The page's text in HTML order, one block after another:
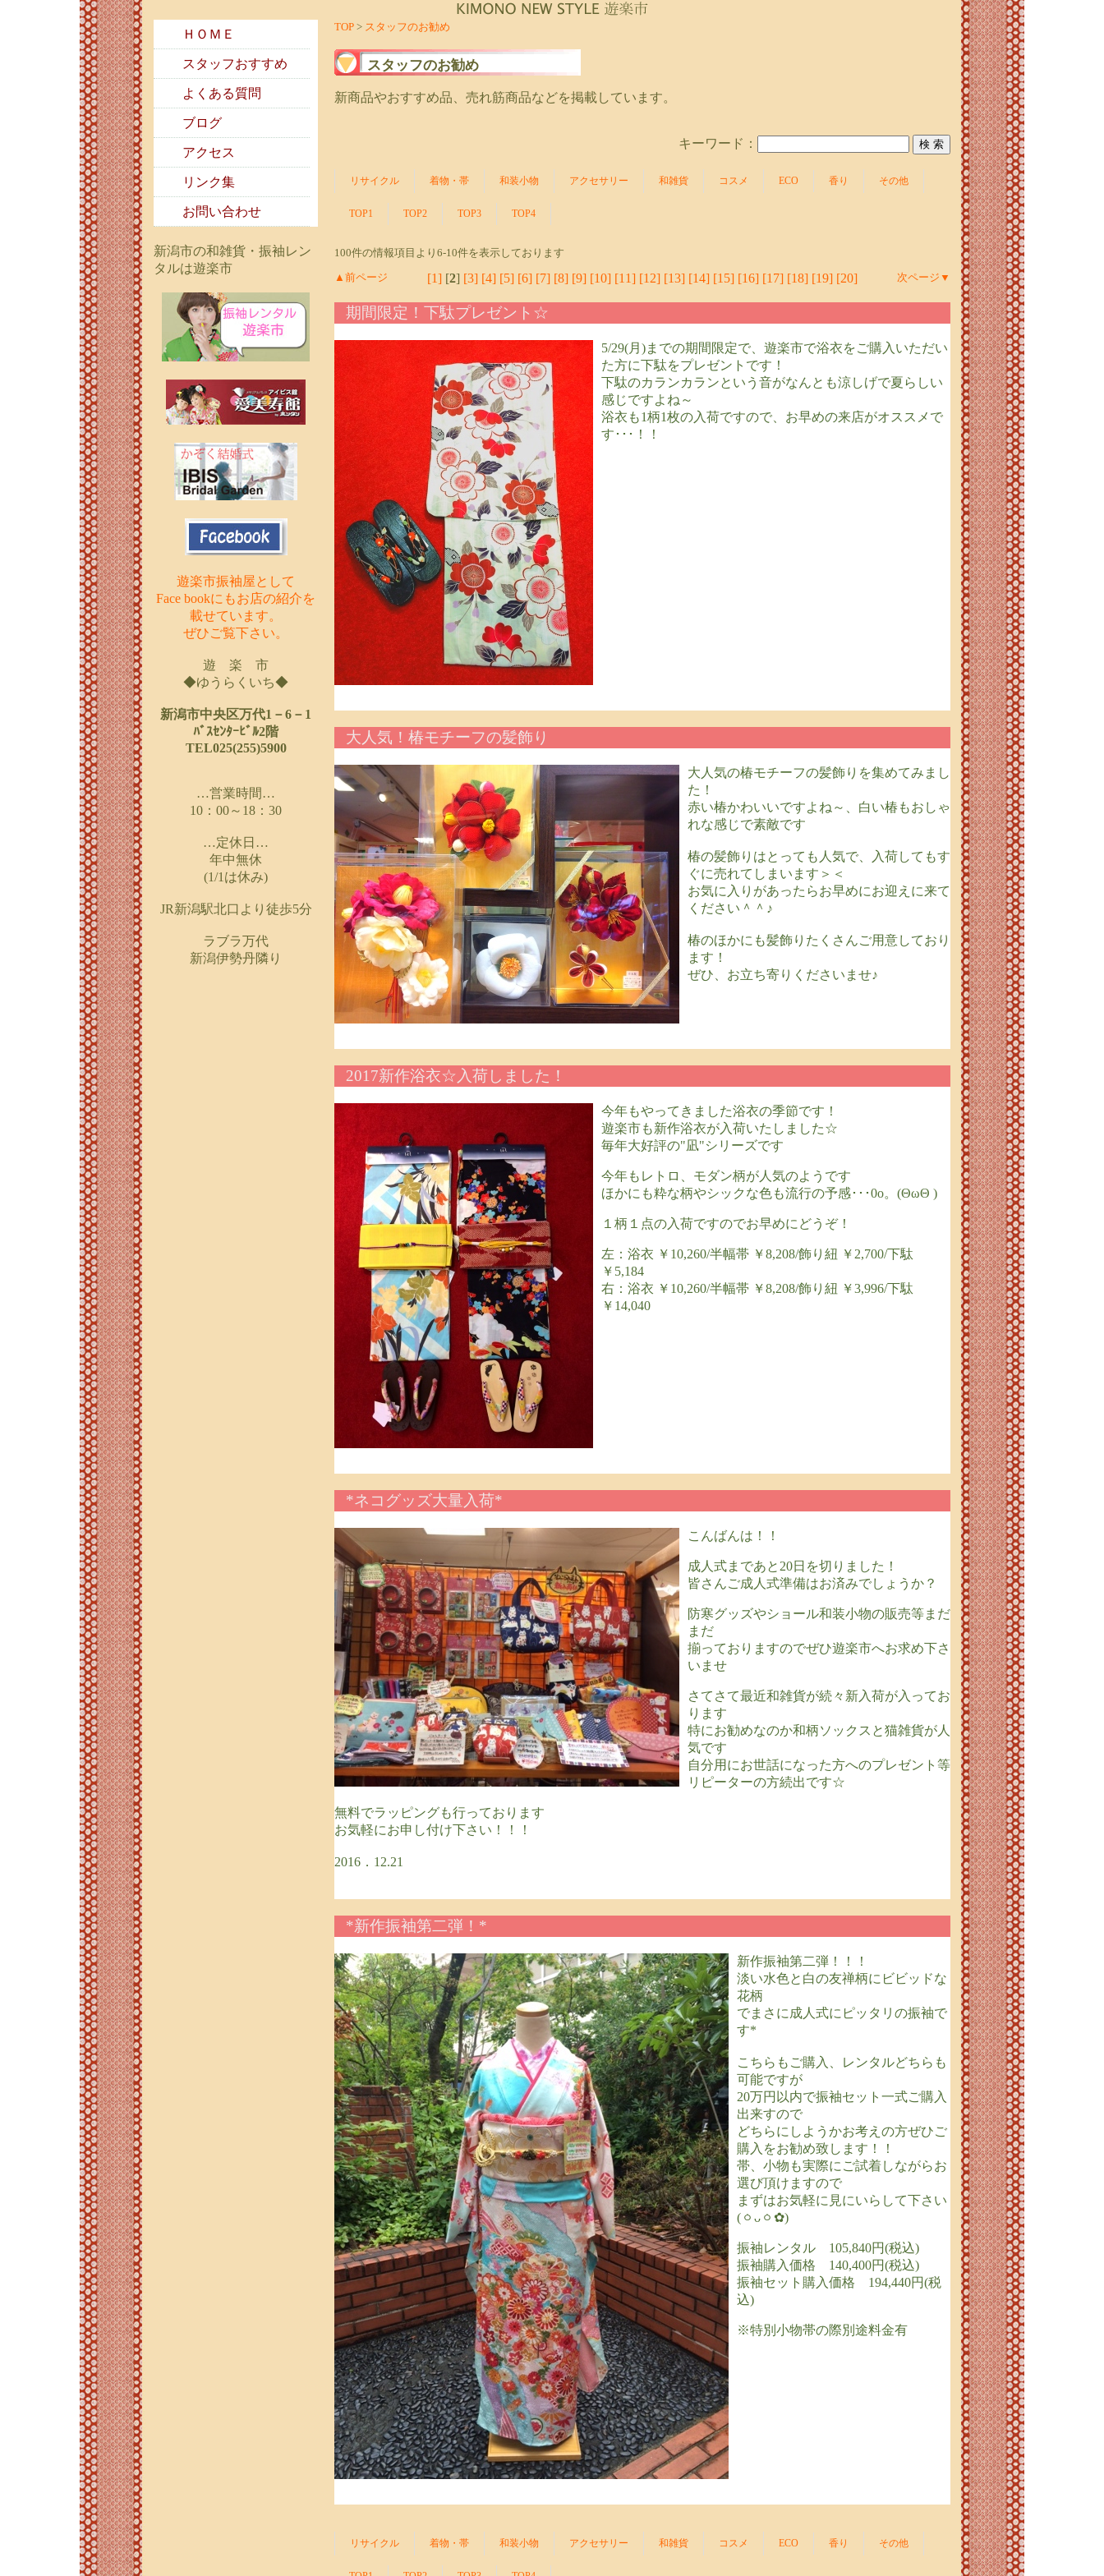
ＨＯＭＥ
スタッフおすすめ
よくある質問
ブログ
アクセス
リンク集
お問い合わせ
新潟市の和雑貨・振袖レン
タルは遊楽市
遊楽市振袖屋として
Face bookにもお店の紹介を
載せています。
ぜひご覧下さい。
遊 楽 市
◆ゆうらくいち◆
新潟市中央区万代1－6－1
ﾊﾞｽｾﾝﾀｰﾋﾞﾙ2階
TEL025(255)5900
…営業時間…
10：00～18：30
…定休日…
年中無休
(1/1は休み)
JR新潟駅北口より徒歩5分
ラブラ万代
新潟伊勢丹隣り
TOP > スタッフのお勧め
スタッフのお勧め
新商品やおすすめ品、売れ筋商品などを掲載しています。
キーワード：
リサイクル 着物・帯 和装小物 アクセサリー 和雑貨 コスメ ECO 香り その他
TOP1 TOP2 TOP3 TOP4
100件の情報項目より6-10件を表示しております
▲前ページ 次ページ▼
[1] [2] [3] [4] [5] [6] [7] [8] [9] [10] [11] [12] [13] [14] [15] [16] [17] [18] [19] [20]
期間限定！下駄プレゼント☆
5/29(月)までの期間限定で、遊楽市で浴衣をご購入いただい
た方に下駄をプレゼントです！
下駄のカランカランという音がなんとも涼しげで夏らしい
感じですよね～
浴衣も1柄1枚の入荷ですので、お早めの来店がオススメで
す･･･！！
大人気！椿モチーフの髪飾り
大人気の椿モチーフの髪飾りを集めてみまし
た！
赤い椿かわいいですよね～、白い椿もおしゃ
れな感じで素敵です
椿の髪飾りはとっても人気で、入荷してもす
ぐに売れてしまいます＞＜
お気に入りがあったらお早めにお迎えに来て
ください＾＾♪
椿のほかにも髪飾りたくさんご用意しており
ます！
ぜひ、お立ち寄りくださいませ♪
2017新作浴衣☆入荷しました！
今年もやってきました浴衣の季節です！
遊楽市も新作浴衣が入荷いたしました☆
毎年大好評の"凪"シリーズです
今年もレトロ、モダン柄が人気のようです
ほかにも粋な柄やシックな色も流行の予感･･･0o。(ΘωΘ )
１柄１点の入荷ですのでお早めにどうぞ！
左：浴衣 ￥10,260/半幅帯 ￥8,208/飾り紐 ￥2,700/下駄
￥5,184
右：浴衣 ￥10,260/半幅帯 ￥8,208/飾り紐 ￥3,996/下駄
￥14,040
*ネコグッズ大量入荷*
こんばんは！！
成人式まであと20日を切りました！
皆さんご成人式準備はお済みでしょうか？
防寒グッズやショール和装小物の販売等まだ
まだ
揃っておりますのでぜひ遊楽市へお求め下さ
いませ
さてさて最近和雑貨が続々新入荷が入ってお
ります
特にお勧めなのか和柄ソックスと猫雑貨が人
気です
自分用にお世話になった方へのプレゼント等
リピーターの方続出です☆
無料でラッピングも行っております
お気軽にお申し付け下さい！！！
2016．12.21
*新作振袖第二弾！*
新作振袖第二弾！！！
淡い水色と白の友禅柄にビビッドな
花柄
でまさに成人式にピッタリの振袖で
す*
こちらもご購入、レンタルどちらも
可能ですが
20万円以内で振袖セット一式ご購入
出来すので
どちらにしようかお考えの方ぜひご
購入をお勧め致します！！
帯、小物も実際にご試着しながらお
選び頂けますので
まずはお気軽に見にいらして下さい
(ㆁᴗㆁ✿)
振袖レンタル 105,840円(税込)
振袖購入価格 140,400円(税込)
振袖セット購入価格 194,440円(税
込)
※特別小物帯の際別途料金有
リサイクル 着物・帯 和装小物 アクセサリー 和雑貨 コスメ ECO 香り その他